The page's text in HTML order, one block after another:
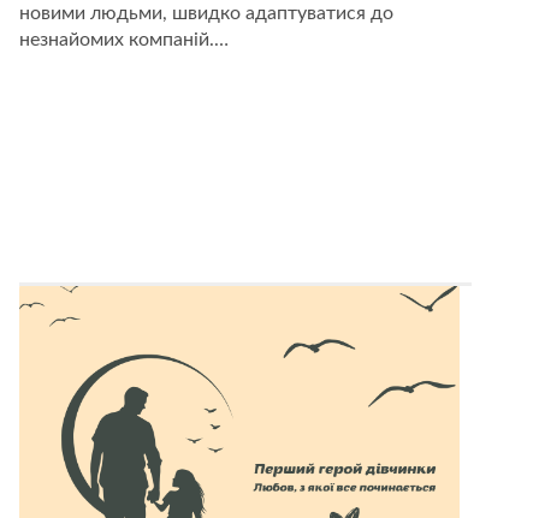
новими людьми, швидко адаптуватися до
незнайомих компаній.…